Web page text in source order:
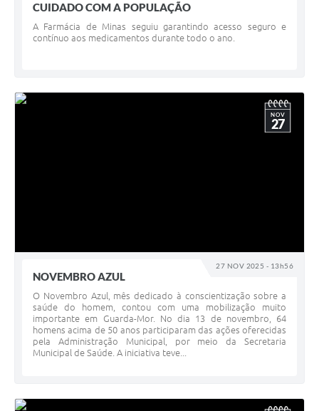
CUIDADO COM A POPULAÇÃO
A Farmácia de Minas seguiu garantindo acesso seguro e
contínuo aos medicamentos durante todo o ano.
27 NOV 2025 - 13h56
NOV
27
NOVEMBRO AZUL
O Novembro Azul, mês dedicado à conscientização sobre a
saúde do homem, contou com uma mobilização muito
importante em Guarda-Mor. No dia 13 de novembro, 64
homens acima de 50 anos participaram das ações oferecidas
pela Administração Municipal, por meio da Secretaria
Municipal de Saúde. A iniciativa teve...